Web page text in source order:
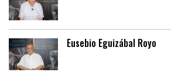
Eusebio Eguizábal Royo